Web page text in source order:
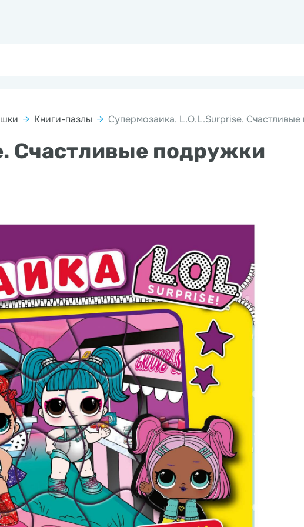
→ Книги-пазлы → Супермозаика. L.O.L.Surprise.
Счастливые подружки